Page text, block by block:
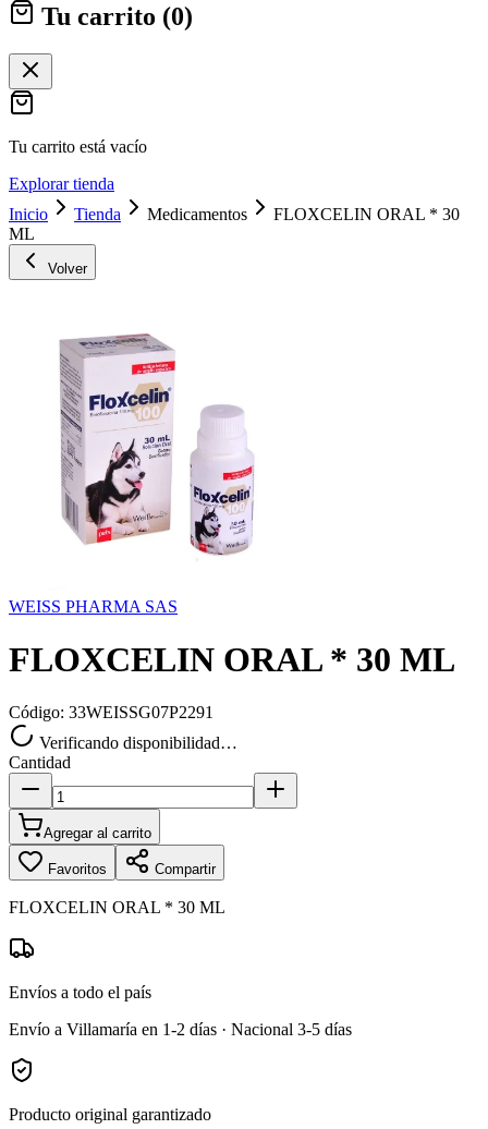
Tu carrito (0)
Tu carrito está vacío
Explorar tienda
Inicio
Tienda Medicamentos
FLOXCELIN ORAL * 30
ML
Volver
WEISS PHARMA SAS
FLOXCELIN ORAL * 30 ML
Código: 33WEISSG07P2291
Verificando disponibilidad…
Cantidad
Agregar al carrito
Favoritos Compartir
FLOXCELIN ORAL * 30 ML
Envíos a todo el país
Envío a Villamaría en 1-2 días · Nacional 3-5 días
Producto original garantizado